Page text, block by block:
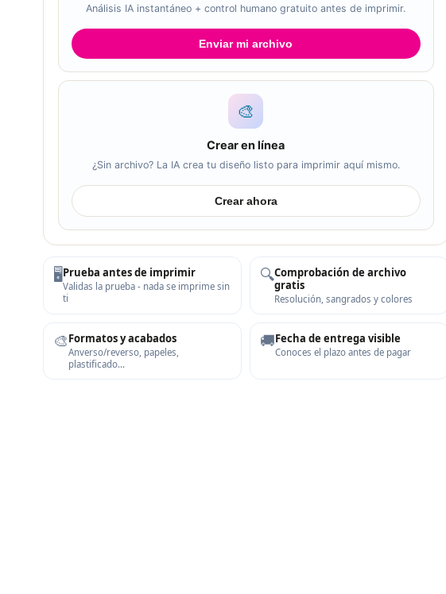
Análisis IA instantáneo + control humano gratuito antes de imprimir.
Enviar mi archivo
🎨
Crear en línea
¿Sin archivo? La IA crea tu diseño listo para imprimir aquí mismo.
Crear ahora
🖥️Prueba antes de imprimir
Validas la prueba - nada se imprime sin
ti
🔍Comprobación de archivo
gratis
Resolución, sangrados y colores
🎨Formatos y acabados
Anverso/reverso, papeles,
plastificado…
🚚Fecha de entrega visible
Conoces el plazo antes de pagar